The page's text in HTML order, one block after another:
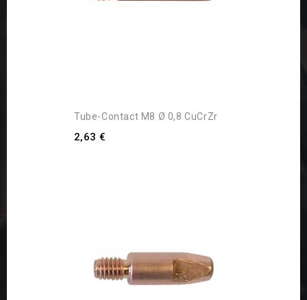
Tube-Contact M8 Ø 0,8 CuCrZr
2,63 €